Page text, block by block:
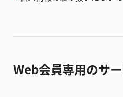
Web会員専用のサ